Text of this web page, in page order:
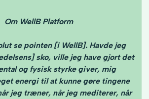
Om WellB Platform
se pointen [i WellB]. Havde jeg
sko, ville jeg have gjort det
og fysisk styrke giver, mig
energi til at kunne gøre tingene
jeg træner, når jeg mediterer, når